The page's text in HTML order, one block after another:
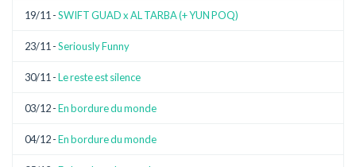
19/11 -SWIFT GUAD x AL TARBA (+ YUN POQ)
23/11 -Seriously Funny
30/11 -Le reste est silence
03/12 -En bordure du monde
04/12 -En bordure du monde